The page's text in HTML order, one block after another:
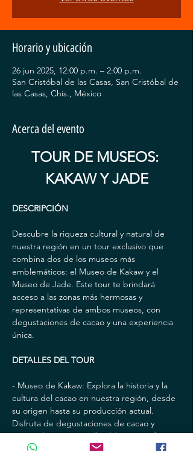
Horario y ubicación
26 jun 2025, 12:00 p.m. – 2:00 p.m.
San Cristóbal de las Casas, San Cristóbal de
las Casas, Chis., México
Acerca del evento
TOUR DE MUSEOS:
KAKAW Y JADE
DESCRIPCIÓN
Descubre la riqueza cultural y natural de
nuestra región en un tour exclusivo que
combina dos de los museos más
emblemáticos: el Museo de Kakaw y el
Museo de Jade. Este tour te brindará
acceso a las zonas más hermosas y
representativas de ambos museos, con
degustaciones de cacao y una experiencia
única.
DETALLES DEL TOUR
- Museo de Kakaw: Explora la historia y la
cultura del cacao en nuestra región, desde
su origen hasta su producción actual.
Disfruta de degustaciones de cacao y
conoce los procesos de elaboración de
este delicioso producto.